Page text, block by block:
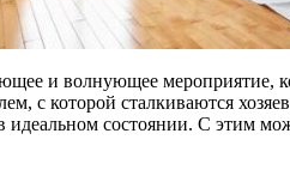
и волнующее мероприятие,
с которой сталкиваются
идеальном состоянии. С этим